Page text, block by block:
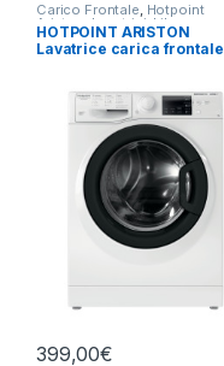
Carico Frontale, Hotpoint
Ariston, Lavatrici,Libera
Installazione
HOTPOINT ARISTON
Lavatrice carica frontale
399,00€